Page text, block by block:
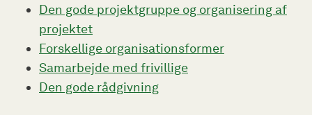
Den gode projektgruppe og organisering af
projektet
Forskellige organisationsformer
Samarbejde med frivillige
Den gode rådgivning